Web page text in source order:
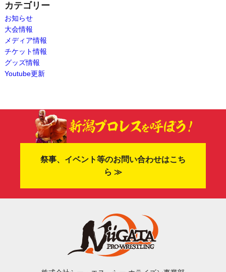
カテゴリー
お知らせ
大会情報
メディア情報
チケット情報
グッズ情報
Youtube更新
祭事、イベント等のお問い合わせはこち
ら ≫